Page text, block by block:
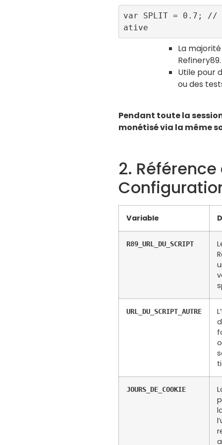
var SPLIT = 0.7; //
ative
La
Refinery89.
Utile pour
ou des
Pendant toute la
monétisé via la même
2. Référence
Variable
R89_URL_DU_SCRIPT
URL_DU_SCRIPT_AUTRE
JOURS_DE_COOKIE